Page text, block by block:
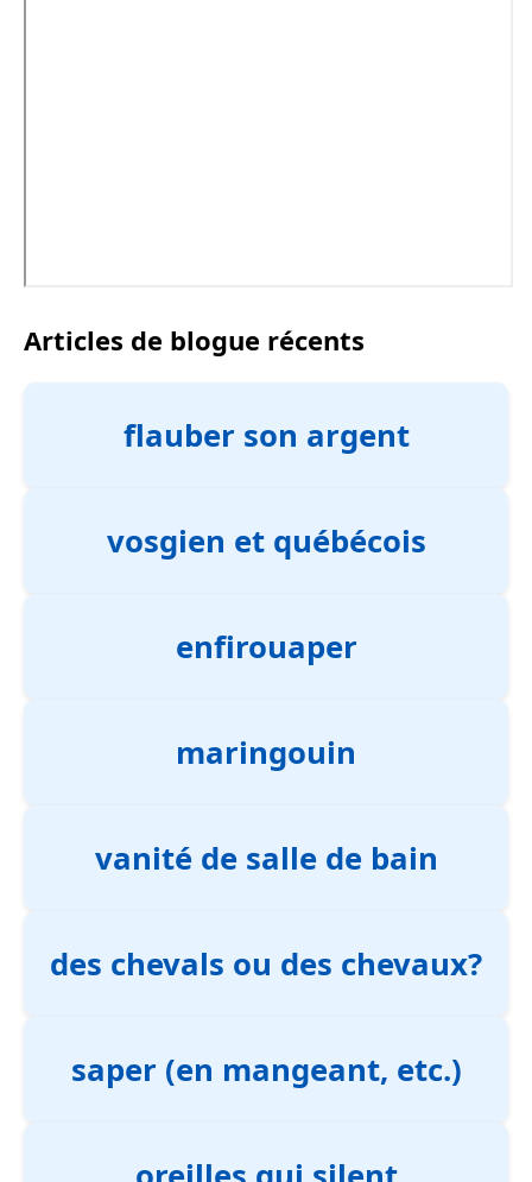
Articles de blogue récents
flauber son argent
vosgien et québécois
enfirouaper
maringouin
vanité de salle de bain
des chevals ou des chevaux?
saper (en mangeant, etc.)